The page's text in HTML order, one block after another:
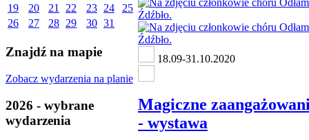
19
20 21 22 23 24
25
26
27 28 29 30 31
Znajdź na mapie
Zobacz wydarzenia na planie
2026 - wybrane
wydarzenia
18.09-31.10.2020
Magiczne
- wystawa